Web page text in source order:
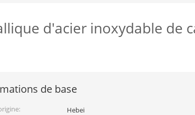
d'acier inoxydable de
de base
Hebei